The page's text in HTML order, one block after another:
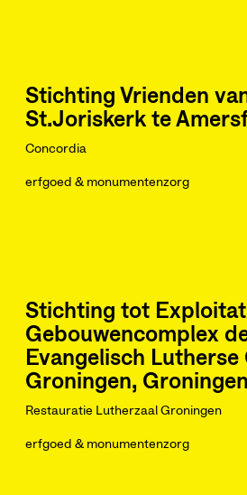
Stichting Vrienden
St.Joriskerk te
Concordia
erfgoed & monumentenzorg
Stichting tot
Gebouwencomplex
Evangelisch Lutherse
Groningen, Groningen
Restauratie Lutherzaal Groningen
erfgoed & monumentenzorg